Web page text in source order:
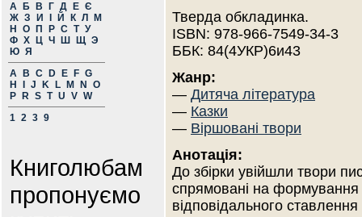
А Б В Г Д Е Є
Ж З И Й К Л
М
Н
О П Р С Т У
Ф Х Ц Ч Ш Щ Э
Ю Я
A
B C D E F G
H
J K L M N
O
P
R S T U V W
1 2 3 9
Книголюбам
пропонуємо
Тверда обкладинка.
ISBN: 978-966-7549-34-3
ББК: 84(4УКР)6и43
Жанр:
— Дитяча література
— Казки
— Віршовані твори
Анотація:
До збірки увійшли твори
спрямовані на формування у
відповідального